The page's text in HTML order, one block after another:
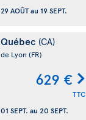
29 AOÛTau 19 SEPT.
Québec (CA)
de Lyon (FR)
629 €
TTC
01 SEPT. au 20 SEPT.